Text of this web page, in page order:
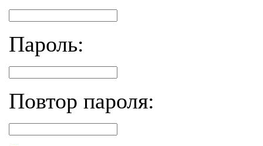
Пароль:
Повтор пароля: